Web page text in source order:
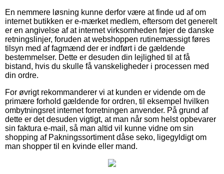
En nemmere løsning kunne derfor være at finde ud af om
internet butikken er e-mærket medlem, eftersom det generelt
er en angivelse af at internet virksomheden føjer de danske
retningslinjer, foruden at webshoppen rutinemæssigt føres
tilsyn med af fagmænd der er indført i de gældende
bestemmelser. Dette er desuden din lejlighed til at få
bistand, hvis du skulle få vanskeligheder i processen med
din ordre.
For øvrigt rekommanderer vi at kunden er vidende om de
primære forhold gældende for ordren, til eksempel hvilken
ombytningsret internet forretningen anvender. På grund af
dette er det desuden vigtigt, at man når som helst opbevarer
sin faktura e-mail, så man altid vil kunne vidne om sin
shopping af Pakningssortiment dåse seko, ligegyldigt om
man shopper til en kvinde eller mand.